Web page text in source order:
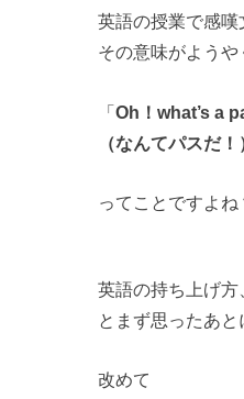
英語の授業で感嘆
その意味がようや
「Oh！what’s a
（なんてパスだ！
ってことですよね
英語の持ち上げ
とまず思ったあと
改めて